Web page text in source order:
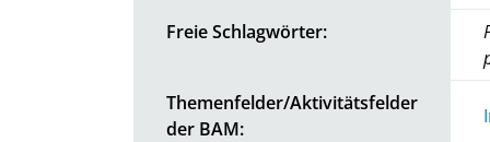
Freie Schlagwörter:
Themenfelder/Aktivitätsfelder
der BAM: